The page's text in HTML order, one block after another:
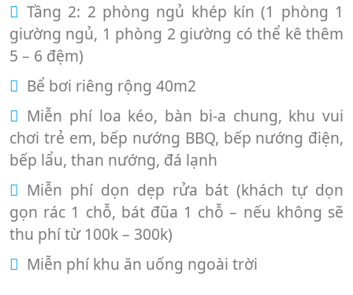
Tầng 2: 2 phòng ngủ khép kín (1 phòng 1
giường ngủ, 1 phòng 2 giường có thể kê thêm
5 – 6 đệm)
Bể bơi riêng rộng 40m2
Miễn phí loa kéo, bàn bi-a chung, khu vui
chơi trẻ em, bếp nướng BBQ, bếp nướng điện,
bếp lẩu, than nướng, đá lạnh
Miễn phí dọn dẹp rửa bát (khách tự dọn
gọn rác 1 chỗ, bát đũa 1 chỗ – nếu không sẽ
thu phí từ 100k – 300k)
Miễn phí khu ăn uống ngoài trời